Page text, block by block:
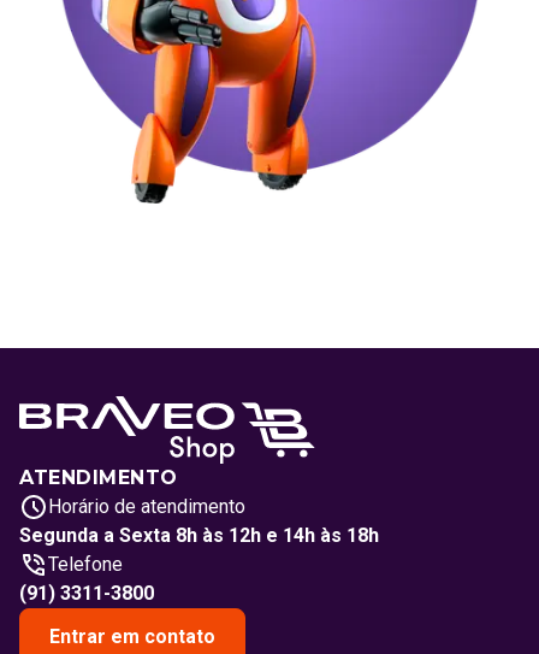
ATENDIMENTO
Horário de atendimento
Segunda a Sexta 8h às 12h e 14h às 18h
Telefone
(91) 3311-3800
Entrar em contato